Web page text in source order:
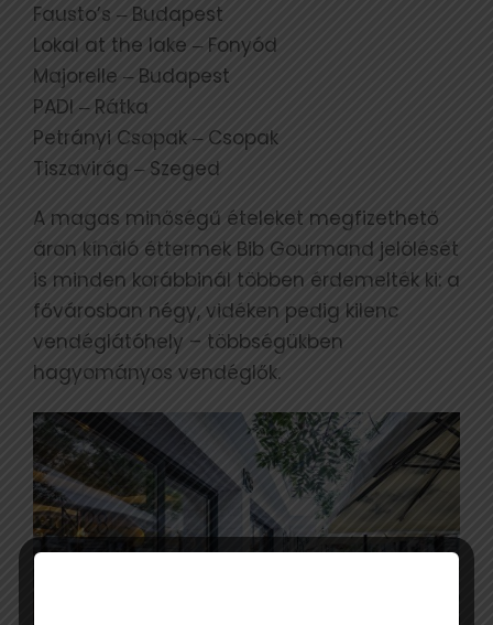
Fausto’s ‒ Budapest
Lokal at the lake ‒ Fonyód
Majorelle ‒ Budapest
PADI ‒ Rátka
Petrányi Csopak ‒ Csopak
Tiszavirág ‒ Szeged
A magas minőségű ételeket megfizethető
áron kínáló éttermek Bib Gourmand jelölését
is minden korábbinál többen érdemelték ki: a
fővárosban négy, vidéken pedig kilenc
vendéglátóhely – többségükben
hagyományos vendéglők.